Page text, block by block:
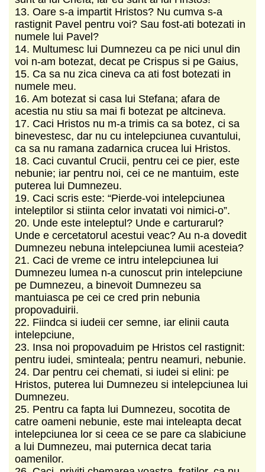
13. Oare s-a impartit Hristos? Nu cumva s-a
rastignit Pavel pentru voi? Sau fost-ati botezati in
numele lui Pavel?
14. Multumesc lui Dumnezeu ca pe nici unul din
voi n-am botezat, decat pe Crispus si pe Gaius,
15. Ca sa nu zica cineva ca ati fost botezati in
numele meu.
16. Am botezat si casa lui Stefana; afara de
acestia nu stiu sa mai fi botezat pe altcineva.
17. Caci Hristos nu m-a trimis ca sa botez, ci sa
binevestesc, dar nu cu intelepciunea cuvantului,
ca sa nu ramana zadarnica crucea lui Hristos.
18. Caci cuvantul Crucii, pentru cei ce pier, este
nebunie; iar pentru noi, cei ce ne mantuim, este
puterea lui Dumnezeu.
19. Caci scris este: “Pierde-voi intelepciunea
inteleptilor si stiinta celor invatati voi nimici-o”.
20. Unde este inteleptul? Unde e carturarul?
Unde e cercetatorul acestui veac? Au n-a dovedit
Dumnezeu nebuna intelepciunea lumii acesteia?
21. Caci de vreme ce intru intelepciunea lui
Dumnezeu lumea n-a cunoscut prin intelepciune
pe Dumnezeu, a binevoit Dumnezeu sa
mantuiasca pe cei ce cred prin nebunia
propovaduirii.
22. Fiindca si iudeii cer semne, iar elinii cauta
intelepciune,
23. Insa noi propovaduim pe Hristos cel rastignit:
pentru iudei, sminteala; pentru neamuri, nebunie.
24. Dar pentru cei chemati, si iudei si elini: pe
Hristos, puterea lui Dumnezeu si intelepciunea lui
Dumnezeu.
25. Pentru ca fapta lui Dumnezeu, socotita de
catre oameni nebunie, este mai inteleapta decat
intelepciunea lor si ceea ce se pare ca slabiciune
a lui Dumnezeu, mai puternica decat taria
oamenilor.